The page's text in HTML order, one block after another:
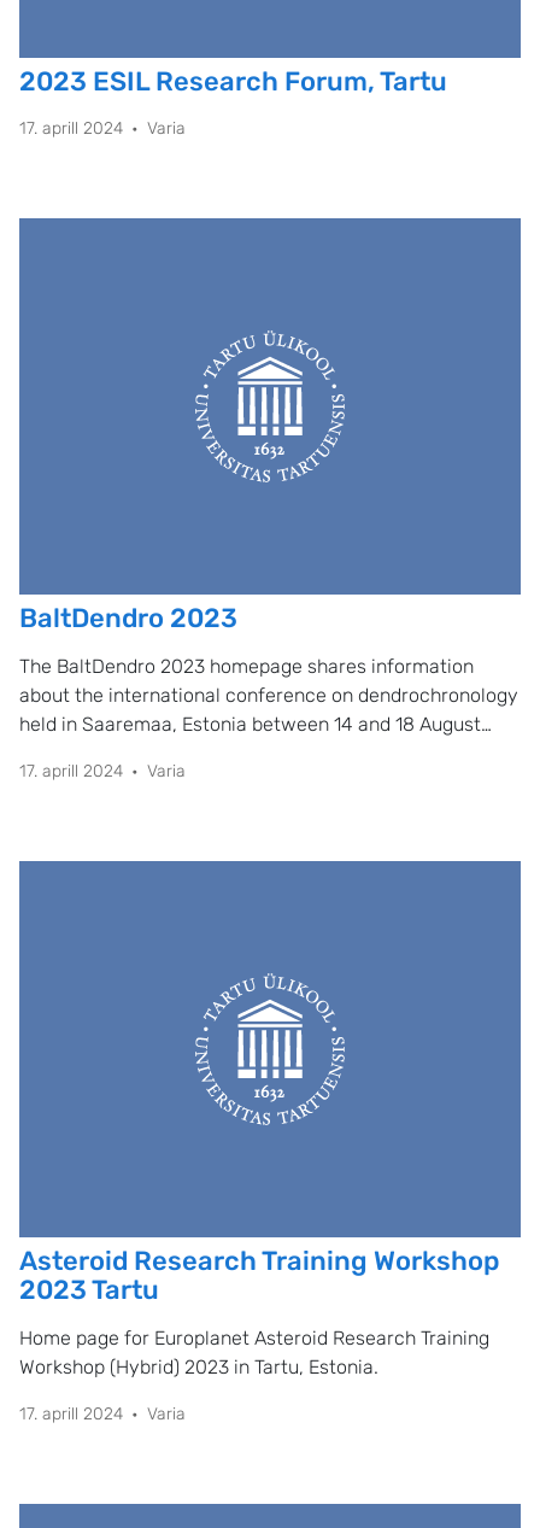
2023 ESIL Research Forum, Tartu
17. aprill 2024 Varia
BaltDendro 2023
The BaltDendro 2023 homepage shares information
about the international conference on dendrochronology
held in Saaremaa, Estonia between 14 and 18 August
17. aprill 2024 Varia
Asteroid Research Training Workshop
2023 Tartu
Home page for Europlanet Asteroid Research Training
Workshop (Hybrid) 2023 in Tartu, Estonia.
17. aprill 2024 Varia